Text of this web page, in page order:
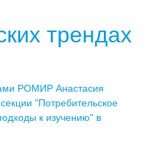
трендах
РОМИР Анастасия
"Потребительское
к изучению" в